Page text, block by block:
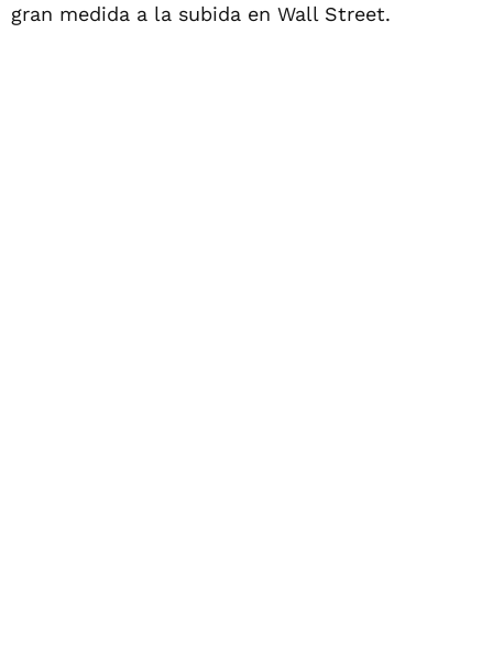
gran medida a la subida en Wall Street.